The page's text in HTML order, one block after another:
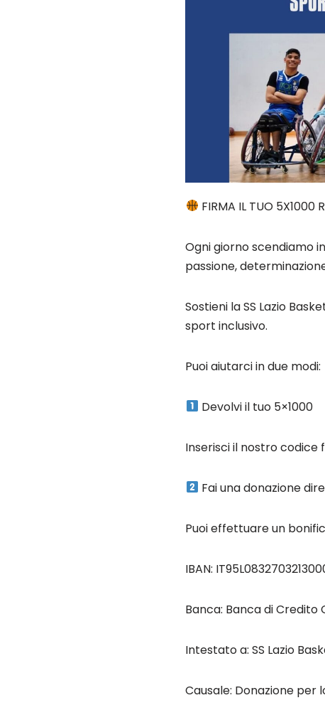
FIRMA IL TUO 5X1000
Ogni giorno scendiamo
passione,
Sostieni la SS Lazio
sport inclusivo.
Puoi aiutarci in due modi:
Devolvi il tuo 5×1000
Inserisci il nostro codice
Fai una donazione
Puoi effettuare un
IBAN:
Banca: Banca di Credito
Intestato a: SS Lazio
Causale: Donazione per